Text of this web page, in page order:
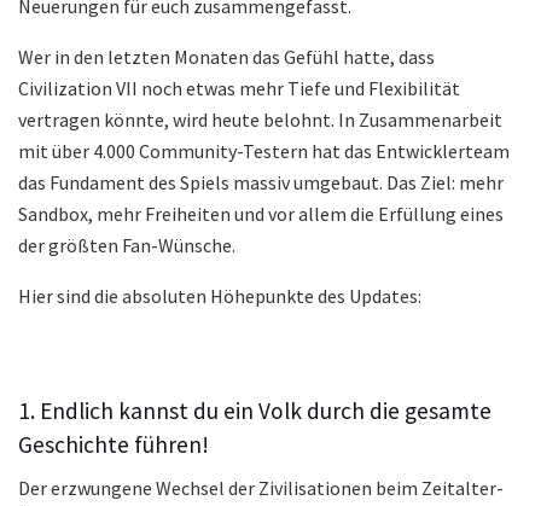
Neuerungen für euch zusammengefasst.
Wer in den letzten Monaten das Gefühl hatte, dass
Civilization VII noch etwas mehr Tiefe und Flexibilität
vertragen könnte, wird heute belohnt. In Zusammenarbeit
mit über 4.000 Community-Testern hat das Entwicklerteam
das Fundament des Spiels massiv umgebaut. Das Ziel: mehr
Sandbox, mehr Freiheiten und vor allem die Erfüllung eines
der größten Fan-Wünsche.
Hier sind die absoluten Höhepunkte des Updates:
1. Endlich kannst du ein Volk durch die gesamte
Geschichte führen!
Der erzwungene Wechsel der Zivilisationen beim Zeitalter-